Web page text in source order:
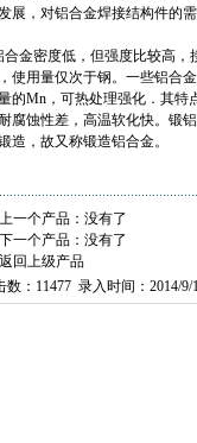
展，对铝合金焊接结构件的
合金密度低，但强度比较高，
使用量仅次于钢。一些铝合
的Mn，可热处理强化．其
腐蚀性差，高温软化快。锻
造，故又称锻造铝合金。
上一个产品：没有了
下一个产品：没有了
返回上级产品
数：11477 录入时间：2014/9/